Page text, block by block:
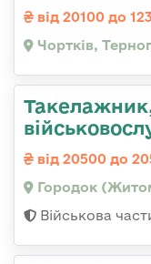
від 20100 до
Чортків,
від 20500 до
Городок
Військова